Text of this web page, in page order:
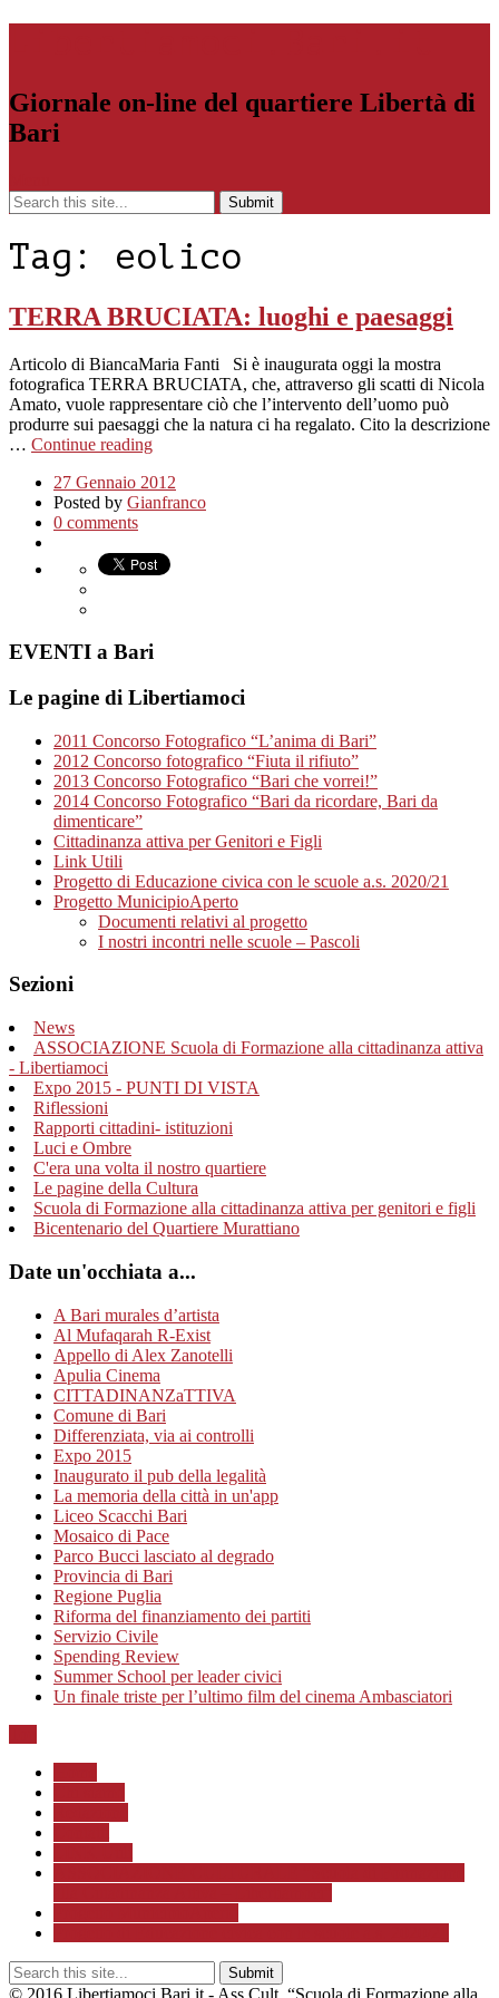
Giornale on-line del quartiere Libertà di
Bari
Tag: eolico
TERRA BRUCIATA: luoghi e paesaggi
Articolo di BiancaMaria Fanti Si è inaugurata oggi la mostra
fotografica TERRA BRUCIATA, che, attraverso gli scatti di Nicola
Amato, vuole rappresentare ciò che l’intervento dell’uomo può
produrre sui paesaggi che la natura ci ha regalato. Cito la descrizione
… Continue reading
27 Gennaio 2012
Posted by Gianfranco
0 comments
EVENTI a Bari
Le pagine di Libertiamoci
2011 Concorso Fotografico “L’anima di Bari”
2012 Concorso fotografico “Fiuta il rifiuto”
2013 Concorso Fotografico “Bari che vorrei!”
2014 Concorso Fotografico “Bari da ricordare, Bari da
dimenticare”
Cittadinanza attiva per Genitori e Figli
Link Utili
Progetto di Educazione civica con le scuole a.s. 2020/21
Progetto MunicipioAperto
Documenti relativi al progetto
I nostri incontri nelle scuole – Pascoli
Sezioni
News
ASSOCIAZIONE Scuola di Formazione alla cittadinanza attiva
- Libertiamoci
Expo 2015 - PUNTI DI VISTA
Riflessioni
Rapporti cittadini- istituzioni
Luci e Ombre
C'era una volta il nostro quartiere
Le pagine della Cultura
Scuola di Formazione alla cittadinanza attiva per genitori e figli
Bicentenario del Quartiere Murattiano
Date un'occhiata a...
A Bari murales d’artista
Al Mufaqarah R-Exist
Appello di Alex Zanotelli
Apulia Cinema
CITTADINANZaTTIVA
Comune di Bari
Differenziata, via ai controlli
Expo 2015
Inaugurato il pub della legalità
La memoria della città in un'app
Liceo Scacchi Bari
Mosaico di Pace
Parco Bucci lasciato al degrado
Provincia di Bari
Regione Puglia
Riforma del finanziamento dei partiti
Servizio Civile
Spending Review
Summer School per leader civici
Un finale triste per l’ultimo film del cinema Ambasciatori
© 2016 Libertiamoci.Bari.it - Ass.Cult. “Scuola di Formazione alla